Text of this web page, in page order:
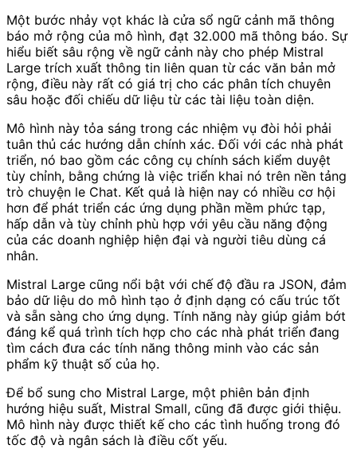
Một bước nhảy vọt khác là cửa sổ ngữ cảnh mã thông
báo mở rộng của mô hình, đạt 32.000 mã thông báo. Sự
hiểu biết sâu rộng về ngữ cảnh này cho phép Mistral
Large trích xuất thông tin liên quan từ các văn bản mở
rộng, điều này rất có giá trị cho các phân tích chuyên
sâu hoặc đối chiếu dữ liệu từ các tài liệu toàn diện.
Mô hình này tỏa sáng trong các nhiệm vụ đòi hỏi phải
tuân thủ các hướng dẫn chính xác. Đối với các nhà phát
triển, nó bao gồm các công cụ chính sách kiểm duyệt
tùy chỉnh, bằng chứng là việc triển khai nó trên nền tảng
trò chuyện le Chat. Kết quả là hiện nay có nhiều cơ hội
hơn để phát triển các ứng dụng phần mềm phức tạp,
hấp dẫn và tùy chỉnh phù hợp với yêu cầu năng động
của các doanh nghiệp hiện đại và người tiêu dùng cá
nhân.
Mistral Large cũng nổi bật với chế độ đầu ra JSON, đảm
bảo dữ liệu do mô hình tạo ở định dạng có cấu trúc tốt
và sẵn sàng cho ứng dụng. Tính năng này giúp giảm bớt
đáng kể quá trình tích hợp cho các nhà phát triển đang
tìm cách đưa các tính năng thông minh vào các sản
phẩm kỹ thuật số của họ.
Để bổ sung cho Mistral Large, một phiên bản định
hướng hiệu suất, Mistral Small, cũng đã được giới thiệu.
Mô hình này được thiết kế cho các tình huống trong đó
tốc độ và ngân sách là điều cốt yếu.